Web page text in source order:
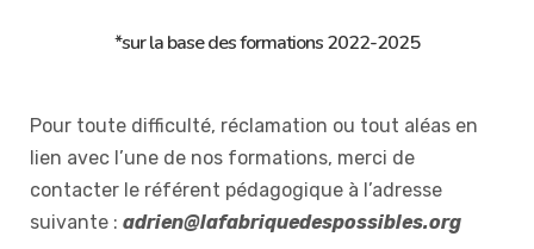
*sur la base des formations 2022-2025
Pour toute difficulté, réclamation ou tout aléas en
lien avec l’une de nos formations, merci de
contacter le référent pédagogique à l’adresse
suivante : adrien@lafabriquedespossibles.org